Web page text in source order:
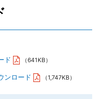
ド （641KB）
ンロード （1,747KB）